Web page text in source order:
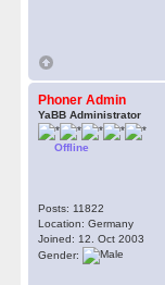
Phoner Admin
YaBB Administrator
Offline
Posts: 11822
Location: Germany
Joined: 12. Oct 2003
Gender: